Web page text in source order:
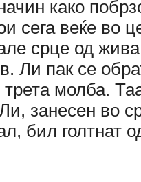
како
сега веќе во
срце од
Ли пак се
молба.
занесен во
бил голтнат